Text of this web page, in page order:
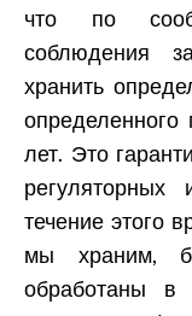
что по
соблюдения
хранить
лет. Это
регуляторных
течение этого
мы храним,
обработаны в